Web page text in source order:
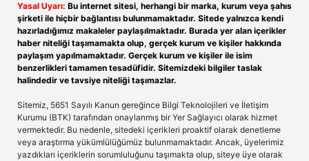
Yasal Uyarı: Bu internet sitesi, herhangi bir marka, kurum veya şahıs
şirketi ile hiçbir bağlantısı bulunmamaktadır. Sitede yalnızca kendi
hazırladığımız makaleler paylaşılmaktadır. Burada yer alan içerikler
haber niteliği taşımamakta olup, gerçek kurum ve kişiler hakkında
paylaşım yapılmamaktadır. Gerçek kurum ve kişiler ile isim
benzerlikleri tamamen tesadüfidir. Sitemizdeki bilgiler taslak
halindedir ve tavsiye niteliği taşımazlar.
Sitemiz, 5651 Sayılı Kanun gereğince Bilgi Teknolojileri ve İletişim
Kurumu (BTK) tarafından onaylanmış bir Yer Sağlayıcı olarak hizmet
vermektedir. Bu nedenle, sitedeki içerikleri proaktif olarak denetleme
veya araştırma yükümlülüğümüz bulunmamaktadır. Ancak, üyelerimiz
yazdıkları içeriklerin sorumluluğunu taşımakta olup, siteye üye olarak